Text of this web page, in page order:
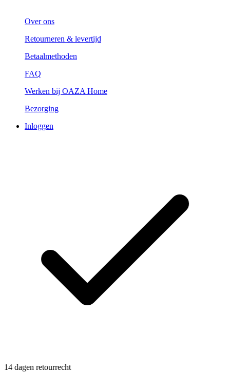
Over ons
Retourneren & levertijd
Betaalmethoden
FAQ
Werken bij OAZA Home
Bezorging
Inloggen
14 dagen retourrecht